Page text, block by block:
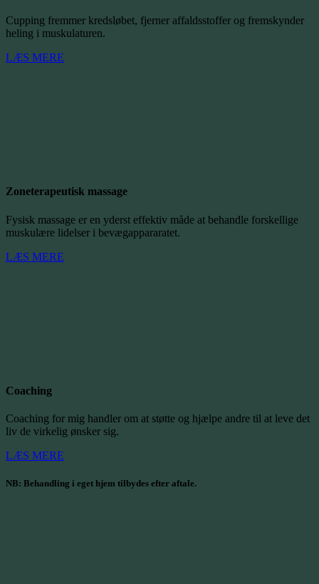
Cupping fremmer kredsløbet, fjerner affaldsstoffer og fremskynder
heling i muskulaturen.
LÆS MERE
Zoneterapeutisk massage
Fysisk massage er en yderst effektiv måde at behandle forskellige
muskulære lidelser i bevægappararatet.
LÆS MERE
Coaching
Coaching for mig handler om at støtte og hjælpe andre til at leve det
liv de virkelig ønsker sig.
LÆS MERE
NB: Behandling i eget hjem tilbydes efter aftale.